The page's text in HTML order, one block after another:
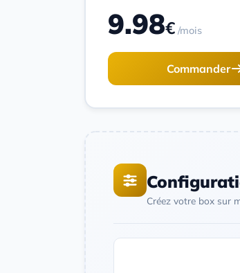
9.98€ /mois
Commander
Créez votre box sur